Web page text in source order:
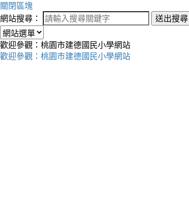
關閉區塊
網站搜尋：
送出搜尋
歡迎參觀：桃園市建德國民小學網站
歡迎參觀：桃園市建德國民小學網站